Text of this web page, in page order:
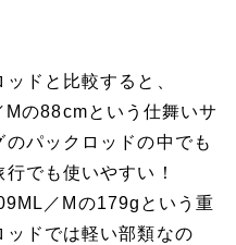
ドと比較すると、
の88cmという仕舞いサ
パックロッドの中でも
でも使いやすい！
／Mの179gという重
ッドでは軽い部類なの